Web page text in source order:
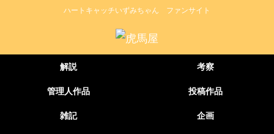
ハートキャッチいずみちゃん ファンサイト
解説 考察
管理人作品 投稿作品
雑記 企画